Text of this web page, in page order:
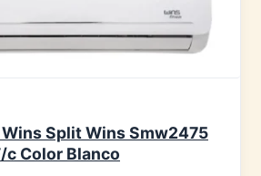
Split Wins Smw2475
Color Blanco